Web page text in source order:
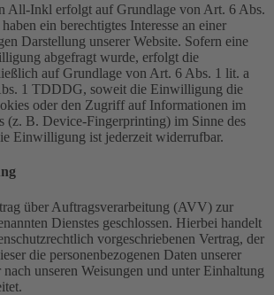
All-Inkl erfolgt auf Grundlage von Art. 6 Abs.
ein berechtigtes Interesse an einer
Darstellung unserer Website. Sofern eine
abgefragt wurde, erfolgt die
auf Grundlage von Art. 6 Abs. 1 lit. a
1 TDDDG, soweit die Einwilligung die
oder den Zugriff auf Informationen im
(z. B. Device-Fingerprinting) im Sinne des
Einwilligung ist jederzeit widerrufbar.
über Auftragsverarbeitung (AVV) zur
Dienstes geschlossen. Hierbei handelt
vorgeschriebenen Vertrag, der
die personenbezogenen Daten unserer
nach unseren Weisungen und unter Einhaltung